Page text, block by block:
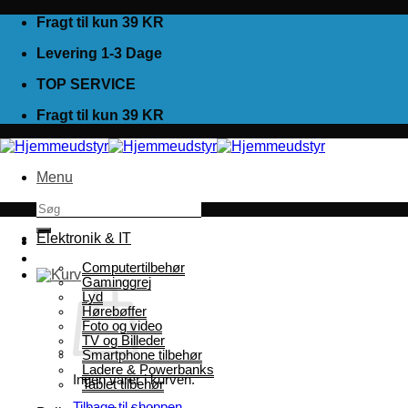
Fortsæt
indhold
Fragt til kun 39 KR
Levering 1-3 Dage
TOP SERVICE
Fragt til kun 39 KR
Menu
Søg
efter:
Ingen varer i kurven.
Elektronik & IT
Computertilbehør
Gaminggrej
Lyd
Hørebøffer
Foto og video
TV og Billeder
Smartphone tilbehør
Ladere & Powerbanks
Tablet tilbehør